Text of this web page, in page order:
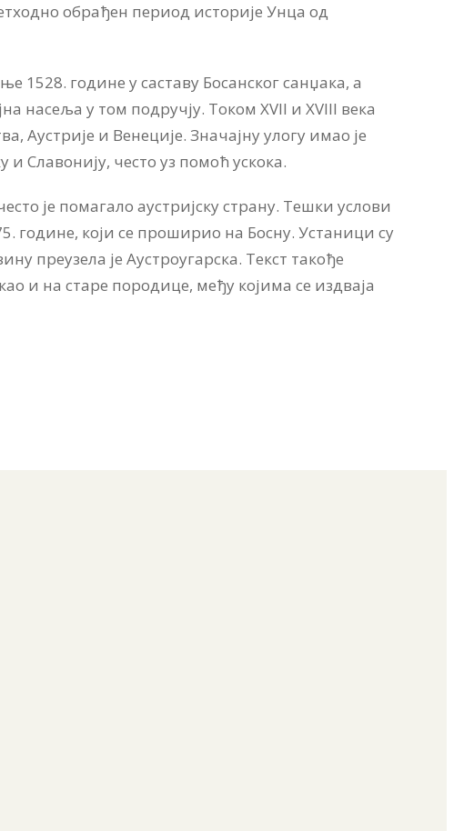
обрађен период историје Унца од
1528. године у саставу Босанског санџака, а
насеља у том подручју. Током XVII и XVIII века
Аустрије и Венеције. Значајну улогу имао је
Славонију, често уз помоћ ускока.
је помагало аустријску страну. Тешки услови
године, који се проширио на Босну. Устаници су
преузела је Аустроугарска. Текст такође
и на старе породице, међу којима се издваја